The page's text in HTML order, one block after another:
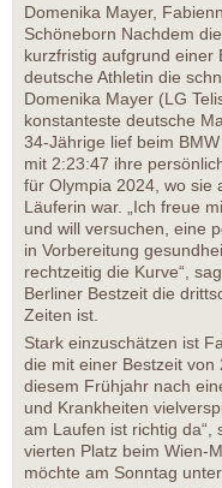
Domenika Mayer,
Schöneborn Nachdem
kurzfristig aufgrund einer
deutsche Athletin die
Domenika Mayer (LG
konstanteste deutsche
34-Jährige lief beim
mit 2:23:47 ihre
für Olympia 2024, wo sie
Läuferin war. „Ich freue
und will versuchen, eine
in Vorbereitung
rechtzeitig die Kurve“,
Berliner Bestzeit die
Zeiten ist.
Stark einzuschätzen ist
die mit einer Bestzeit
diesem Frühjahr nach
und Krankheiten
am Laufen ist richtig da“,
vierten Platz beim Wien-
möchte am Sonntag